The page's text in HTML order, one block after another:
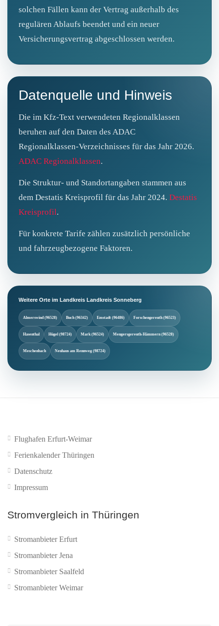
solchen Fällen kann der Vertrag außerhalb des
regulären Ablaufs beendet und ein neuer
Versicherungsvertrag abgeschlossen werden.
Datenquelle und Hinweis
Die im Kfz‑Text verwendeten Regionalklassen
beruhen auf den Daten des ADAC
Regionalklassen‑Verzeichnisses für das Jahr 2026.
ADAC Regionalklassen.
Die Struktur‑ und Standortangaben stammen aus
dem Destatis Kreisprofil für das Jahr 2024. Destatis
Kreisprofil.
Für konkrete Tarife zählen zusätzlich persönliche
und fahrzeugbezogene Faktoren.
Weitere Orte im Landkreis Landkreis Sonneberg
Almerswind (96528) Buch (96342) Emstadt (96486) Forschengereuth (96523)
Hasenthal Hügel (98724) Mark (96524) Mengersgereuth-Hämmern (96528)
Meschenbach Neuhaus am Rennweg (98724)
Flughafen Erfurt-Weimar
Ferienkalender Thüringen
Datenschutz
Impressum
Stromvergleich in Thüringen
Stromanbieter Erfurt
Stromanbieter Jena
Stromanbieter Saalfeld
Stromanbieter Weimar